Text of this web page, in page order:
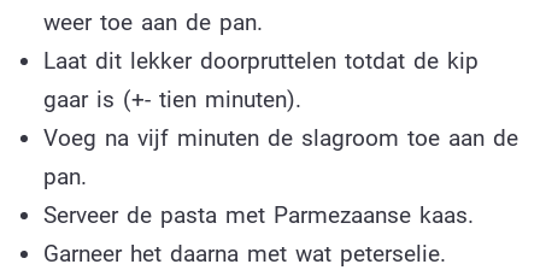
weer toe aan de pan.
Laat dit lekker doorpruttelen totdat de kip
gaar is (+- tien minuten).
Voeg na vijf minuten de slagroom toe aan de
pan.
Serveer de pasta met Parmezaanse kaas.
Garneer het daarna met wat peterselie.